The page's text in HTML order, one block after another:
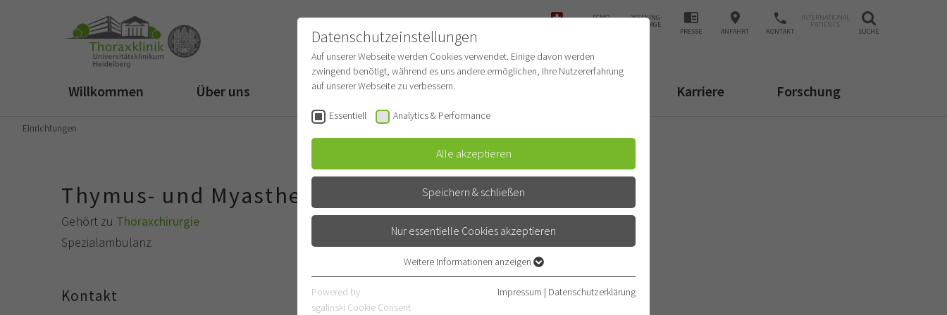
ECMO- WEANING-
ANFRAGE
PRESSE ANFAHRT KONTAKT
INTERNATIONAL
PATIENTS
SUCHE
Willkommen Über uns Für Patienten Für Ärzte Karriere Forschung
Einrichtungen
Thymus- und Myasthenieambulanz
Gehört zu Thoraxchirurgie
Spezialambulanz
Kontakt
Datenschutzeinstellungen
Auf unserer Webseite werden Cookies verwendet. Einige davon werden
zwingend benötigt, während es uns andere ermöglichen, Ihre Nutzererfahrung
auf unserer Webseite zu verbessern.
Essentiell Analytics & Performance
Alle akzeptieren
Speichern & schließen
Nur essentielle Cookies akzeptieren
Essentielle Cookies werden für grundlegende Funktionen der Webseite
benötigt. Dadurch ist gewährleistet, dass die Webseite einwandfrei
Weitere Informationen anzeigen
Powered by
sgalinski Cookie Consent
Impressum | Datenschutzerklärung